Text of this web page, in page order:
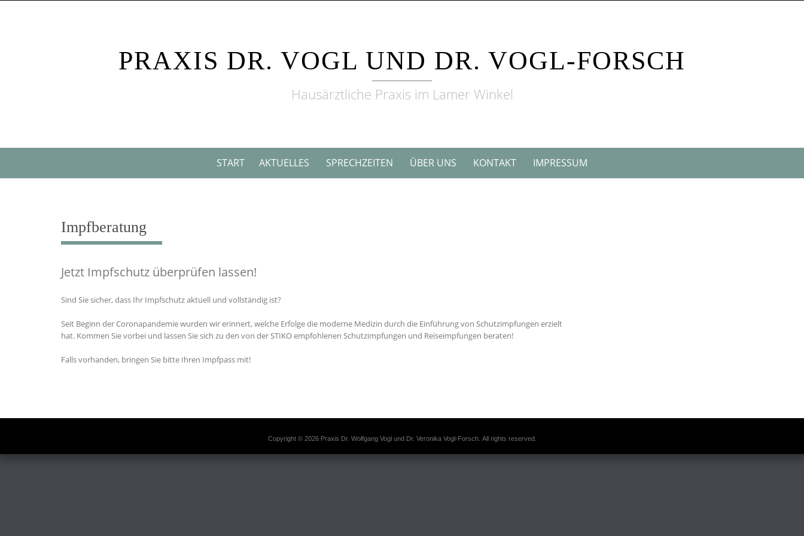
PRAXIS DR. VOGL UND DR. VOGL-FORSCH
Hausärztliche Praxis im Lamer Winkel
START AKTUELLES SPRECHZEITEN ÜBER UNS KONTAKT IMPRESSUM
Impfberatung
Jetzt Impfschutz überprüfen lassen!
Sind Sie sicher, dass Ihr Impfschutz aktuell und vollständig ist?
Seit Beginn der Coronapandemie wurden wir erinnert, welche Erfolge die moderne Medizin durch die Einführung von Schutzimpfungen erzielt
hat. Kommen Sie vorbei und lassen Sie sich zu den von der STIKO empfohlenen Schutzimpfungen und Reiseimpfungen beraten!
Falls vorhanden, bringen Sie bitte Ihren Impfpass mit!
Copyright © 2026 Praxis Dr. Wolfgang Vogl und Dr. Veronika Vogl-Forsch. All rights reserved.